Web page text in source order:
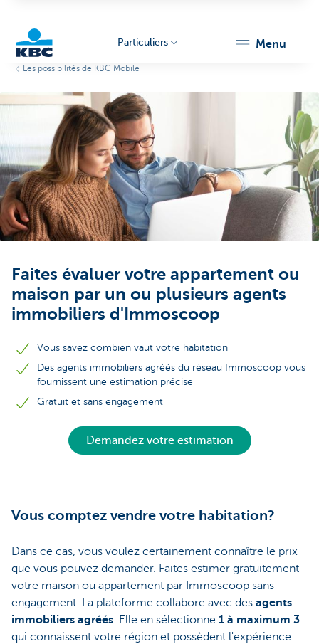
Particuliers menu
Les possibilités de KBC Mobile
Faites évaluer votre appartement ou
maison par un ou plusieurs agents
immobiliers d'Immoscoop
Vous savez combien vaut votre habitation
Des agents immobiliers agréés du réseau Immoscoop vous
fournissent une estimation précise
Gratuit et sans engagement
Demandez votre estimation
Vous comptez vendre votre habitation?
Dans ce cas, vous voulez certainement connaître le prix
que vous pouvez demander. Faites estimer gratuitement
votre maison ou appartement par Immoscoop sans
engagement. La plateforme collabore avec des agents
immobiliers agréés. Elle en sélectionne 1 à maximum 3
qui connaissent votre région et possèdent l'expérience